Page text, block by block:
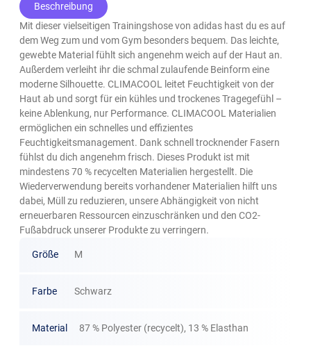
Beschreibung
Mit dieser vielseitigen Trainingshose von adidas hast du es auf
dem Weg zum und vom Gym besonders bequem. Das leichte,
gewebte Material fühlt sich angenehm weich auf der Haut an.
Außerdem verleiht ihr die schmal zulaufende Beinform eine
moderne Silhouette. CLIMACOOL leitet Feuchtigkeit von der
Haut ab und sorgt für ein kühles und trockenes Tragegefühl –
keine Ablenkung, nur Performance. CLIMACOOL Materialien
ermöglichen ein schnelles und effizientes
Feuchtigkeitsmanagement. Dank schnell trocknender Fasern
fühlst du dich angenehm frisch. Dieses Produkt ist mit
mindestens 70 % recycelten Materialien hergestellt. Die
Wiederverwendung bereits vorhandener Materialien hilft uns
dabei, Müll zu reduzieren, unsere Abhängigkeit von nicht
erneuerbaren Ressourcen einzuschränken und den CO2-
Fußabdruck unserer Produkte zu verringern.
Größe M
Farbe Schwarz
Material 87 % Polyester (recycelt), 13 % Elasthan